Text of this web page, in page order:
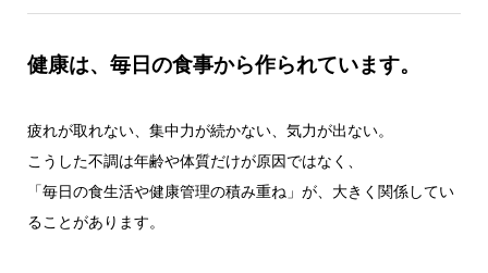
健康は、毎日の食事から作られています。
疲れが取れない、集中力が続かない、気力が出ない。
こうした不調は年齢や体質だけが原因ではなく、
「毎日の食生活や健康管理の積み重ね」が、大きく関係してい
ることがあります。